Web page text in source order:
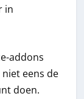
in
addons
eens de
doen.